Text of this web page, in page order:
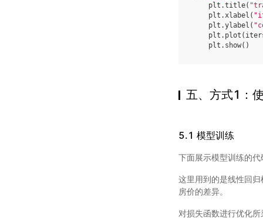
plt .title(
plt . xlabel (
plt .ylabel (
plt . plot (
plt . show()
五、方式1：
5.1 模型训练
下面展示模型训练的代
这里用到的是线性回
房价的差异。
对损失函数进行优化